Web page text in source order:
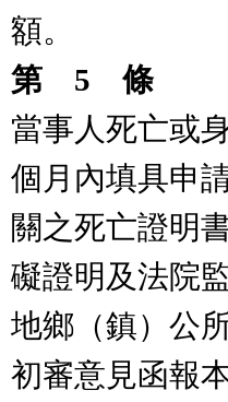
額。
第 5 條
當事人死亡或
個月內填具申
關之死亡證明
礙證明及法院
地鄉（鎮）公
初審意見函報